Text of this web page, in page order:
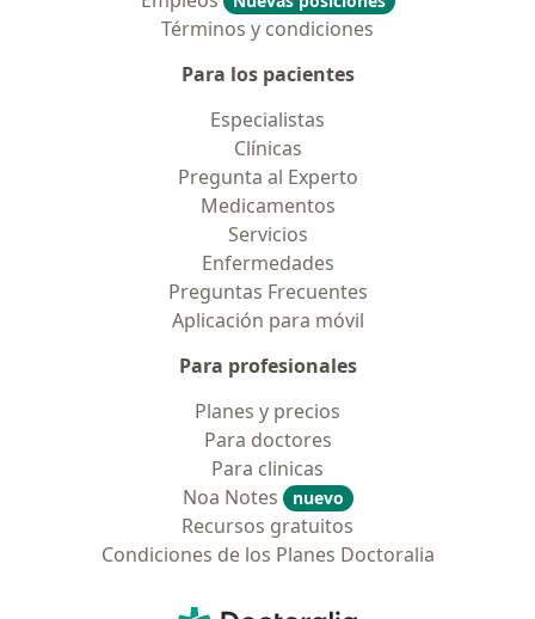
Términos y condiciones
Para los pacientes
Especialistas
Clínicas
Pregunta al Experto
Medicamentos
Servicios
Enfermedades
Preguntas Frecuentes
Aplicación para móvil
Para profesionales
Planes y precios
Para doctores
Para clinicas
Noa Notes
nuevo
Recursos gratuitos
Condiciones de los Planes Doctoralia
Doctoralia - Página de inicio